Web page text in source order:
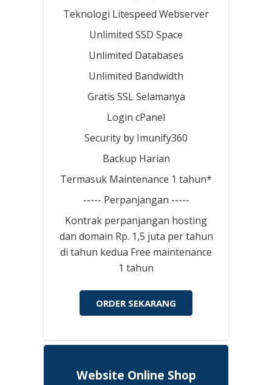
Teknologi Litespeed Webserver
Unlimited SSD Space
Unlimited Databases
Unlimited Bandwidth
Gratis SSL Selamanya
Login cPanel
Security by Imunify360
Backup Harian
Termasuk Maintenance 1 tahun*
----- Perpanjangan -----
Kontrak perpanjangan hosting
dan domain Rp. 1,5 juta per tahun
di tahun kedua Free maintenance
1 tahun
ORDER SEKARANG
Website Online Shop